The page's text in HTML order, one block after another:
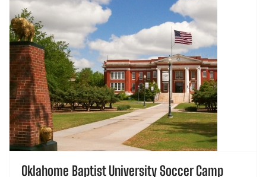
Oklahome Baptist University Soccer Camp